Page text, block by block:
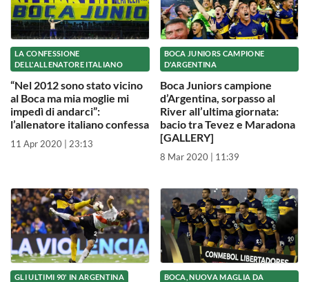
LA CONFESSIONE
DELL'ALLENATORE ITALIANO
“Nel 2012 sono stato vicino
al Boca ma mia moglie mi
impedì di andarci”:
l’allenatore italiano confessa
11 Apr 2020 | 23:13
BOCA JUNIORS CAMPIONE
D'ARGENTINA
Boca Juniors campione
d’Argentina, sorpasso al
River all’ultima giornata:
bacio tra Tevez e Maradona
[GALLERY]
8 Mar 2020 | 11:39
GLI ULTIMI 90' IN ARGENTINA
BOCA, NUOVA MAGLIA DA